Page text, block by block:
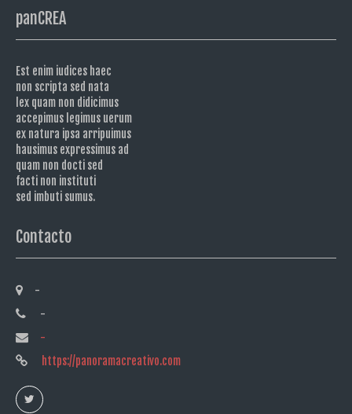
panCREA
Est enim iudices haec
non scripta sed nata
lex quam non didicimus
accepimus legimus uerum
ex natura ipsa arripuimus
hausimus expressimus ad
quam non docti sed
facti non instituti
sed imbuti sumus.
Contacto
-
-
-
https://panoramacreativo.com